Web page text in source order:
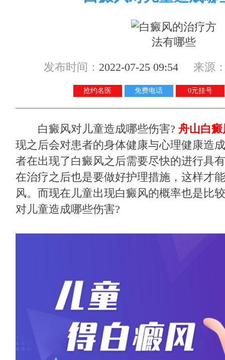
发布时间： 2022-07-25 09:54 来源
抢约名医 免费电话 0元挂号
白癜风对儿童造成哪些伤害? 舟山白
现之后会对患者的身体健康与心理健康造
者在出现了白癜风之后需要尽快的进行具
在治疗之后也是要做好护理措施，这样才
风。而现在儿童出现白癜风的概率也是比
对儿童造成哪些伤害?